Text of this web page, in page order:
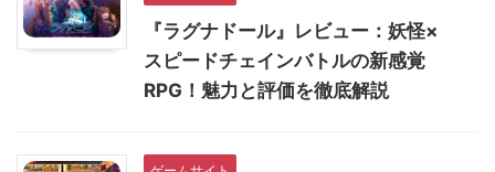
『ラグナドール』レビュー：妖怪×
スピードチェインバトルの新感覚
RPG！魅力と評価を徹底解説